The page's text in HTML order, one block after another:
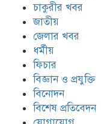
চাকুরীর খবর
জাতীয়
জেলার খবর
ধর্মীয়
ফিচার
বিজ্ঞান ও প্রযুক্তি
বিনোদন
বিশেষ প্রতিবেদন